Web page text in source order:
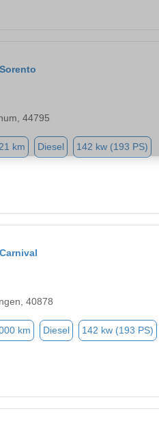
44795
km Diesel 142 kw (193 PS)
40878
km Diesel 142 kw (193 PS)